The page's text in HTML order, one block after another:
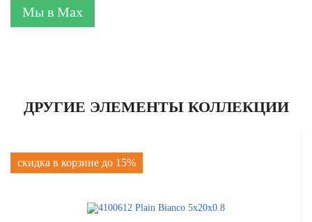
Мы в Max
ДРУГИЕ ЭЛЕМЕНТЫ КОЛЛЕКЦИИ
скидка в корзине до 15%